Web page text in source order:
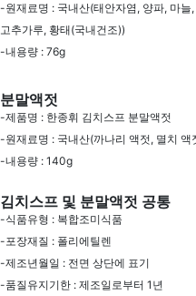
-원재료명 : 국내산(태안자염, 양파, 마
고추가루, 황태(국내건조))
-내용량 : 76g
분말액젓
-제품명 : 한종휘 김치스프 분말액젓
-원재료명 : 국내산(까나리 액젓, 멸치 액
-내용량 : 140g
김치스프 및 분말액젓 공통
-식품유형 : 복합조미식품
-포장재질 : 폴리에틸렌
-제조년월일 : 전면 상단에 표기
-품질유지기한 : 제조일로부터 1년